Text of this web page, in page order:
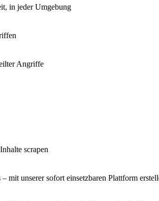
in jeder Umgebung
Angriffe
scrapen
mit unserer sofort einsetzbaren Plattform